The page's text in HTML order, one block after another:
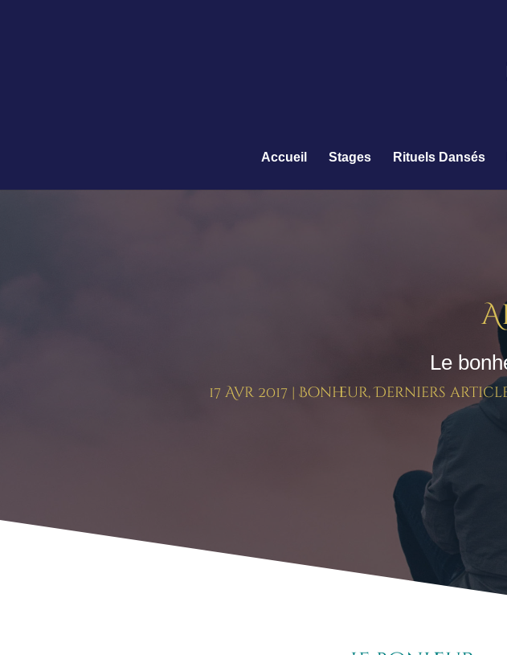
Accueil Stages Rituels Dansés
Le
17 Avr 2017 | Bonheur,Derniers